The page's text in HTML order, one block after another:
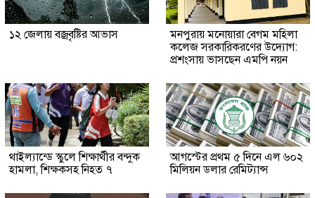
১২ জেলায় বজ্রবৃষ্টির আভাস
মনপুরায় মনোয়ারা বেগম মহিলা
কলেজ সরকারিকরণের উদ্যোগ:
প্রশংসায় ভাসছেন এমপি নয়ন
থাইল্যান্ডে স্কুলে শিক্ষার্থীর বন্দুক
হামলা, শিক্ষকসহ নিহত ৭
আগস্টের প্রথম ৫ দিনে এল ৬০২
মিলিয়ন ডলার রেমিট্যান্স